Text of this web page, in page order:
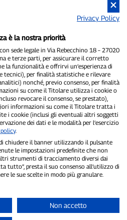
Giornalistica indipendente
del 1/2/2021 - Tribunale di Pavia
66communication Srls- P.IVA
Secchi- Vicedirettore:Federico
Benedusi
-Cookie Policy
lo trovi su P300.it"
P300.it 2012-2026
Privacy Policy
è la nostra priorità
sede legale in Via Rebecchino 18 – 27020
e terze parti, per assicurare il corretto
la funzionalità e offrirvi un’esperienza di
tecnici), per finalità statistiche e rilevare
nonché, previo consenso, per finalità
su come il Titolare utilizza i cookie o
revocare il consenso, se prestato),
informazioni su come il Titolare tratta i
i cookie (inclusi gli eventuali altri soggetti
dei dati e le modalità per l’esercizio
.
chiudere il banner utilizzando il pulsante
le impostazioni predefinite che non
strumenti di tracciamento diversi dai
tutto”, presta il suo consenso all’utilizzo di
le sue scelte in modo più granulare.
Non accetto